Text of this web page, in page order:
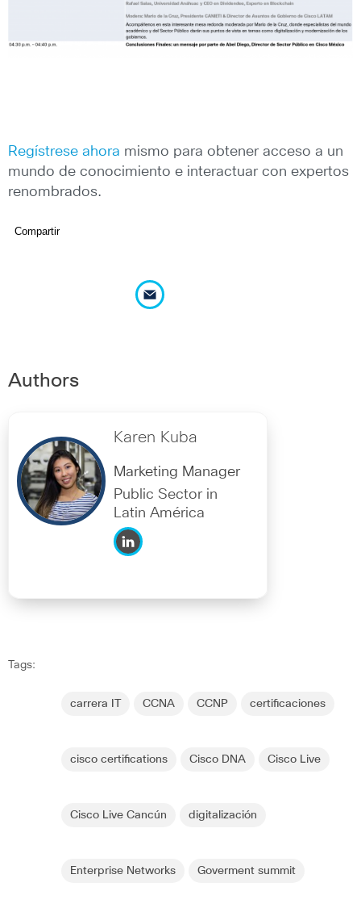
Regístrese ahora mismo para obtener acceso a un
mundo de conocimiento e interactuar con expertos
renombrados.
Compartir
Authors
Karen Kuba
Marketing Manager
Public Sector in
Latin América
Tags:
carrera IT CCNA CCNP certificaciones
cisco certifications Cisco DNA Cisco Live
Cisco Live Cancún digitalización
Enterprise Networks Goverment summit